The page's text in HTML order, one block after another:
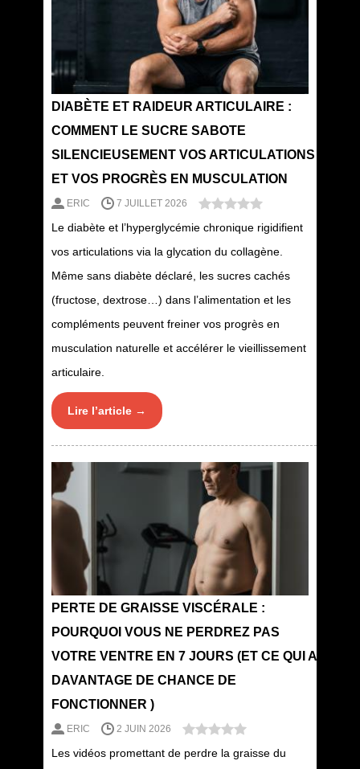
DIABÈTE ET RAIDEUR ARTICULAIRE :
COMMENT LE SUCRE SABOTE
SILENCIEUSEMENT VOS ARTICULATIONS
ET VOS PROGRÈS EN MUSCULATION
ERIC 7 JUILLET 2026
Le diabète et l’hyperglycémie chronique rigidifient
vos articulations via la glycation du collagène.
Même sans diabète déclaré, les sucres cachés
(fructose, dextrose…) dans l’alimentation et les
compléments peuvent freiner vos progrès en
musculation naturelle et accélérer le vieillissement
articulaire.
Lire l’article →
PERTE DE GRAISSE VISCÉRALE :
POURQUOI VOUS NE PERDREZ PAS
VOTRE VENTRE EN 7 JOURS (ET CE QUI A
DAVANTAGE DE CHANCE DE
FONCTIONNER )
ERIC 2 JUIN 2026
Les vidéos promettant de perdre la graisse du